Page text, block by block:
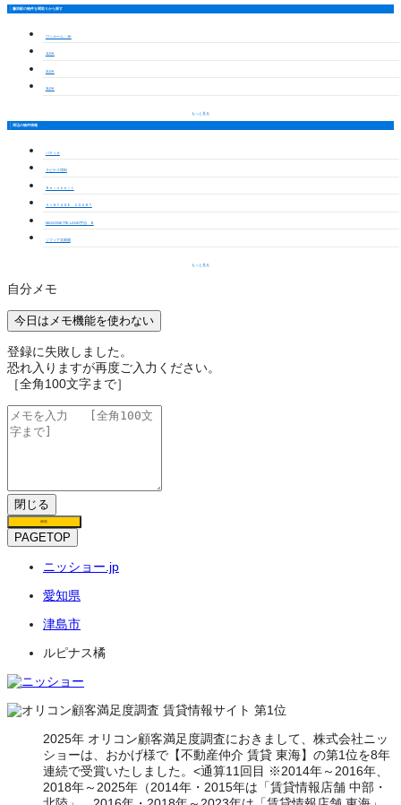
藤浪駅の物件を間取りから探す
ワンルーム・1K
1LDK
2LDK
3LDK
もっと見る
周辺の物件情報
パティオ
ラビナス埋田
Ｒｅｉｎｈｅｉｔ
ＶＩＮＴＡＧＥ ＣＯＵＲＴ
MAISONETTE LAND宇治 Ｂ
ソフィア北新開
もっと見る
自分メモ
今日はメモ機能を使わない
登録に失敗しました。
恐れ入りますが再度ご入力ください。
［全角100文字まで］
閉じる
保存
PAGETOP
ニッショー.jp
愛知県
津島市
ルピナス橘
2025年 オリコン顧客満足度調査におきまして、株式会社ニッ
ショーは、おかげ様で【不動産仲介 賃貸 東海】の第1位を8年
連続で受賞いたしました。<通算11回目 ※2014年～2016年、
2018年～2025年（2014年・2015年は「賃貸情報店舗 中部・